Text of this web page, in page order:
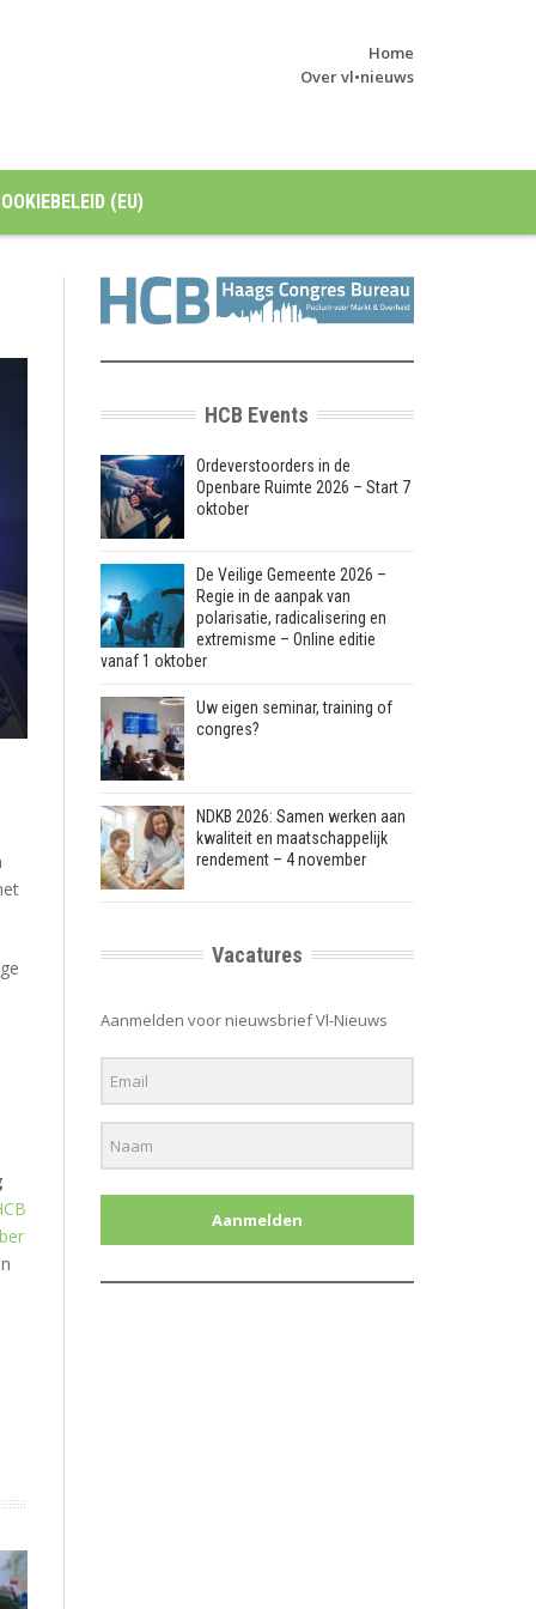
Home
Over vl•nieuws
(EU)
HCB Events
Ordeverstoorders in de
Openbare Ruimte 2026 – Start 7
oktober
De Veilige Gemeente 2026 –
Regie in de aanpak van
polarisatie, radicalisering en
extremisme – Online editie
vanaf 1 oktober
Uw eigen seminar, training of
congres?
NDKB 2026: Samen werken aan
kwaliteit en maatschappelijk
rendement – 4 november
Vacatures
Aanmelden voor nieuwsbrief Vl-Nieuws
Aanmelden